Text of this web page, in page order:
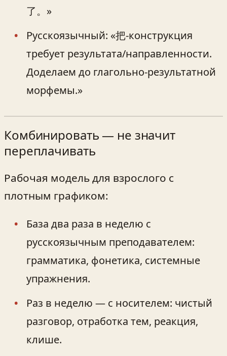
了。»
Русскоязычный: «把-конструкция
требует результата/направленности.
Доделаем до глагольно‑результатной
морфемы.»
Комбинировать — не значит
переплачивать
Рабочая модель для взрослого с
плотным графиком:
База два раза в неделю с
русскоязычным преподавателем:
грамматика, фонетика, системные
упражнения.
Раз в неделю — с носителем: чистый
разговор, отработка тем, реакция,
клише.